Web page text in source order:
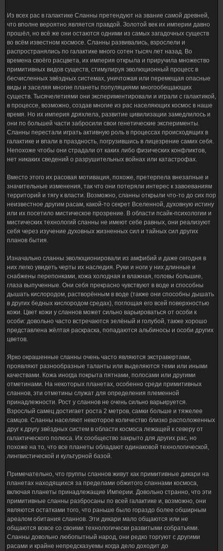
Из всех рас в галактике Сланны претендуют на звание самой древней,
что вполне вероятно является правдой. Золотой век их империи давно
прошёл, но всё же они остаются одними из самых загадочных существ
во всём известном космосе. Сланны развивались, взрослели и
распространялись по галактике много сотен тысяч лет назад. Во
времена своёго расцвета, их империя открыла и приручила множество
примитивных видов существ, стимулируя эволюционный процесс в
бесчисленных звёздных системах, уничтожая или перемещая опасные
виды и заселяя многие планеты популяциями многообещающих
существ. Тысячелетиями они экспериментировали и играли с галактикой,
в процессе, возможно, создав многие из рас населяющих космос в наше
время. Но их империя дряхлела, развитие цивилизации замедлилось и
они по большей части забросили свои генетические эксперименты.
Сланны перестали играть активную роль в процессах происходящих в
галактике и впали в праздность, погрузившись в лицезрение самих себя.
Непохоже чтобы они страдали от каких либо физических конфликтов,
нет никаких сведений о разрушительных войнах или катастрофах.
Вместо этого их расовая мотивация, похоже, претерпела внезапные и
значительные изменения, так что они потеряли интерес к завоеваниям
территорий и тягу к власти. Возможно, сланны открыли что-то до сих пор
неизвестное другим расам, какой-то секрет Вселенной, духовную истину
или их посетило мистическое прозрение. В области псайк-психологии и
мистических технологий сланны не имеют себе равных, они реализуют
себя через изучение духовных жизненных сил и тайных сил других
планов бытия.
Изначально сланны эволюционировали из амфибий и даже сегодня в
них легко увидеть черты их наследия. Руки и ноги у них длинные и
снабжены перепонками, кожа холодная и влажная, головы большие,
глаза выпученные. Они себя прекрасно чувствуют в воде и способны
дышать кислородом, растворённым в воде (также они способны дышать
в других бедных кислородом средах), поглощая его всей поверхностью
кожи. Цвет кожи у сланнов может сильно варьироваться от особи к
особи: довольно часто встречаются зелёный и голубой, также хорошо
представлена жёлтая раскраска, попадаются альбиносы и особи других
цветов.
Ярко окрашенные сланны очень часто являются экстравертами,
проявляют разнообразные таланты или выделяются теми или иными
качествами. Кожа иногда покрыта пятнами, полосами или другими
отметинами. На некоторых планетах, особенно среди примитивных
сланнов, эти отметины служат для определения племенной
принадлежности. Рост у сланнов не очень сильно варьируется.
Взрослый самец достигает роста 2 метров, самки больше и тяжелее
самцов. Сланны населяют некоторое количество близко расположенных
друг к другу звёздных систем в области космоса лежащей к северу от
галактического полюса. Их сообщество закрыто для других рас, но
похоже на то, что все планеты обладают одинаковой технологической,
лингвистической и культурной базой.
Примечательно, что группы сланнов живут как примитивные дикари на
планетах находящихся за пределами обжитого сланнами космоса,
включая планеты принадлежащие Империи. Довольно странно, что эти
примитивные сланны разбросаны по всей галактике и, возможно, они
являются остатками того, что раньше было гораздо более обширным
ареалом обитания сланнов. Эти дикари мало общаются или не
общаются вовсе со своими технологически развитыми собратьями.
Сланны довольно любопытный народ, они редко торгуют с другими
расами и крайне непредсказуемы когда дело доходит до